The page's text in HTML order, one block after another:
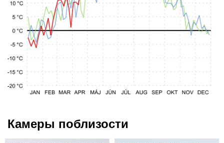
Камеры поблизости